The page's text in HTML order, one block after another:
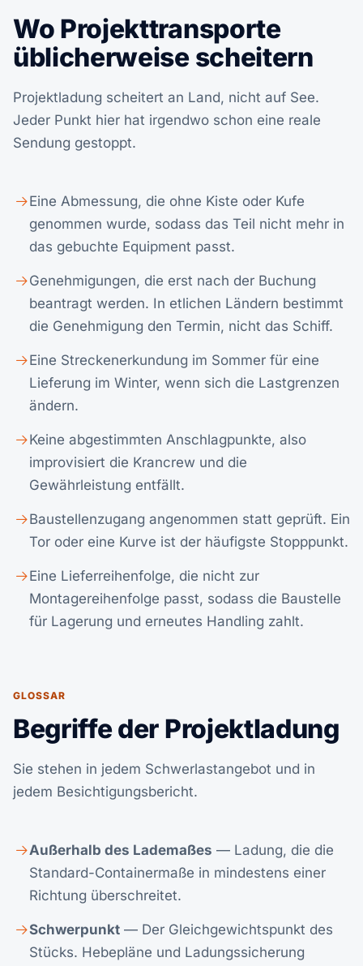
Wo Projekttransporte
üblicherweise scheitern
Projektladung scheitert an Land, nicht auf See.
Jeder Punkt hier hat irgendwo schon eine reale
Sendung gestoppt.
Eine Abmessung, die ohne Kiste oder Kufe
genommen wurde, sodass das Teil nicht mehr in
das gebuchte Equipment passt.
Genehmigungen, die erst nach der Buchung
beantragt werden. In etlichen Ländern bestimmt
die Genehmigung den Termin, nicht das Schiff.
Eine Streckenerkundung im Sommer für eine
Lieferung im Winter, wenn sich die Lastgrenzen
ändern.
Keine abgestimmten Anschlagpunkte, also
improvisiert die Krancrew und die
Gewährleistung entfällt.
Baustellenzugang angenommen statt geprüft. Ein
Tor oder eine Kurve ist der häufigste Stopppunkt.
Eine Lieferreihenfolge, die nicht zur
Montagereihenfolge passt, sodass die Baustelle
für Lagerung und erneutes Handling zahlt.
GLOSSAR
Begriffe der Projektladung
Sie stehen in jedem Schwerlastangebot und in
jedem Besichtigungsbericht.
Außerhalb des Lademaßes — Ladung, die die
Standard-Containermaße in mindestens einer
Richtung überschreitet.
Schwerpunkt — Der Gleichgewichtspunkt des
Stücks. Hebepläne und Ladungssicherung